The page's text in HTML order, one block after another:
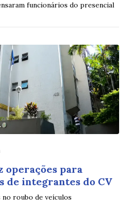
funcionários do presencial
operações para
de integrantes do CV
no roubo de veículos